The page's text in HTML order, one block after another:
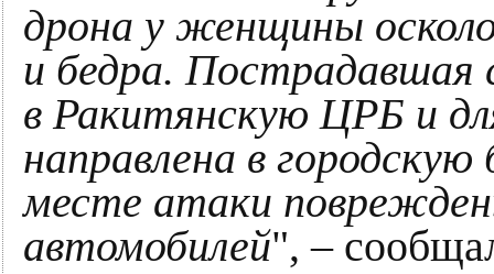
дрона у женщины
и бедра. Пострадавшая
в Ракитянскую ЦРБ и
направлена в
месте атаки
автомобилей", –